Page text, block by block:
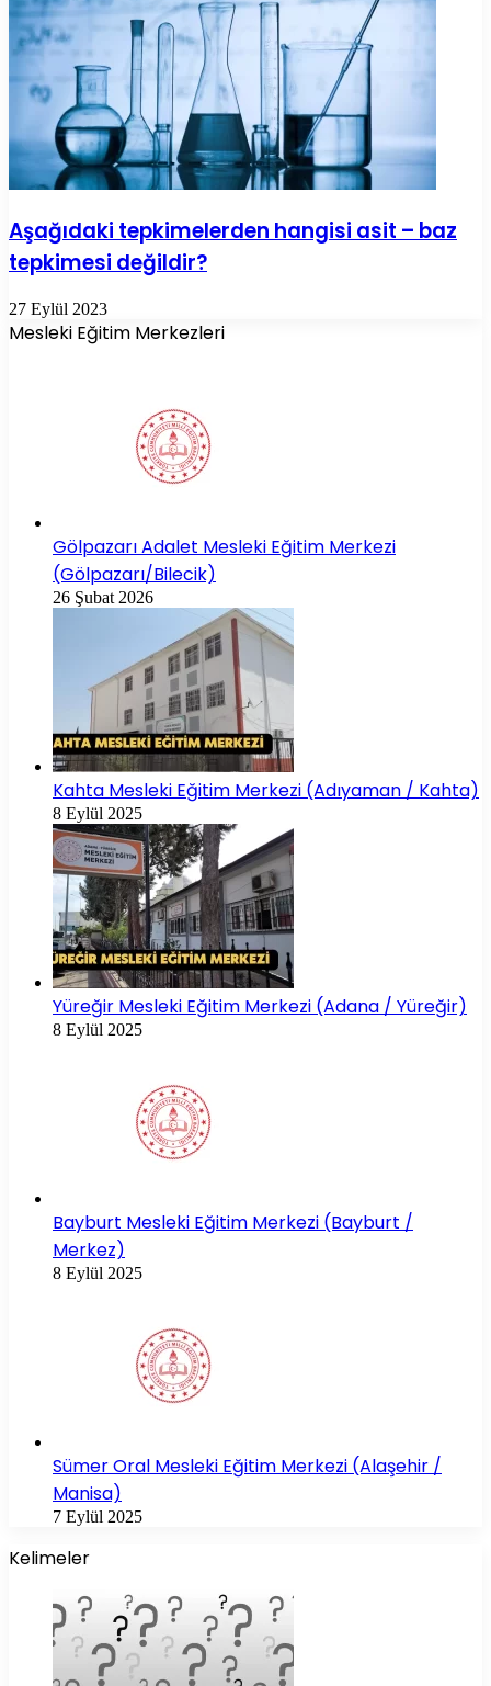
Aşağıdaki tepkimelerden hangisi asit – baz
tepkimesi değildir?
27 Eylül 2023
Mesleki Eğitim Merkezleri
Gölpazarı Adalet Mesleki Eğitim Merkezi
(Gölpazarı/Bilecik)
26 Şubat 2026
Kahta Mesleki Eğitim Merkezi (Adıyaman / Kahta)
8 Eylül 2025
Yüreğir Mesleki Eğitim Merkezi (Adana / Yüreğir)
8 Eylül 2025
Bayburt Mesleki Eğitim Merkezi (Bayburt /
Merkez)
8 Eylül 2025
Sümer Oral Mesleki Eğitim Merkezi (Alaşehir /
Manisa)
7 Eylül 2025
Kelimeler